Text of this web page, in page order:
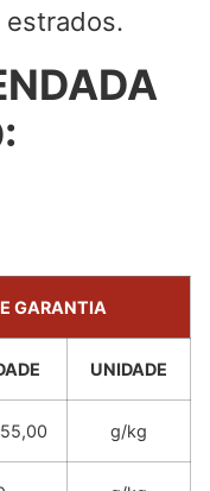
GARANTIA
UNIDADE
g/kg